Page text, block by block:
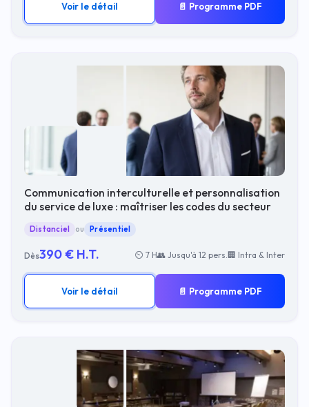
Voir le détail 📄 Programme PDF
Communication interculturelle et personnalisation
du service de luxe : maîtriser les codes du secteur
Distanciel ou Présentiel
Dès390 € H.T. ⏲ 7 H👥 Jusqu'à 12 pers. 🏢 Intra & Inter
Voir le détail 📄 Programme PDF